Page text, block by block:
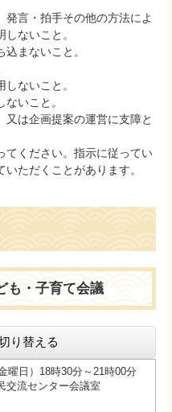
言・拍手その他の方法によ
ないこと。
まないこと。
ないこと。
いこと。
又は企画提案の運営に支障と
てください。指示に従ってい
ただくことがあります。
も・子育て会議
り替える
曜日）18時30分～21時00分
交流センター会議室